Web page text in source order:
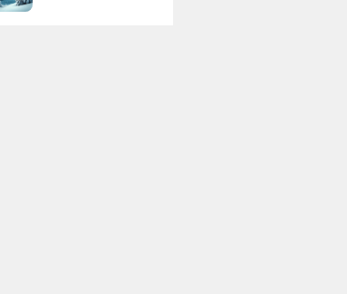
devel db4-devel libpcap-devel xz-devel libffi-